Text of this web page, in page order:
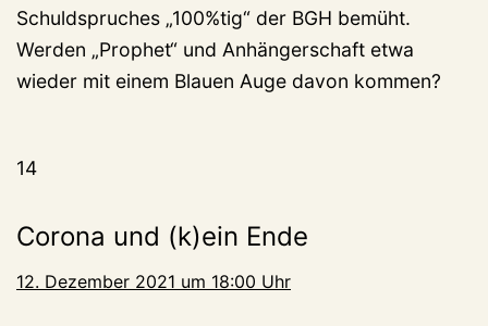
Schuldspruches „100%tig“ der BGH bemüht.
Werden „Prophet“ und Anhängerschaft etwa
wieder mit einem Blauen Auge davon kommen?
14
Corona und (k)ein Ende
12. Dezember 2021 um 18:00 Uhr